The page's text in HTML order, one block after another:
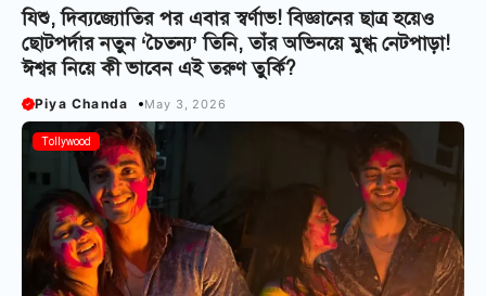
যিশু, দিব্যজ্যোতির পর এবার স্বর্ণাভ! বিজ্ঞানের ছাত্র হয়েও
ছোটপর্দার নতুন ‘চৈতন্য’ তিনি, তাঁর অভিনয়ে মুগ্ধ নেটপাড়া!
ঈশ্বর নিয়ে কী ভাবেন এই তরুণ তুর্কি?
Piya Chanda May 3, 2026
Tollywood